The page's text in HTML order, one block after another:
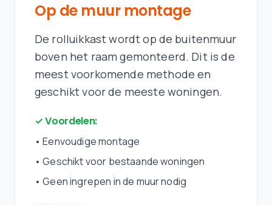
Op de muur montage
De rolluikkast wordt op de buitenmuur
boven het raam gemonteerd. Dit is de
meest voorkomende methode en
geschikt voor de meeste woningen.
✓ Voordelen:
•Eenvoudige montage
•Geschikt voor bestaande woningen
•Geen ingrepen in de muur nodig